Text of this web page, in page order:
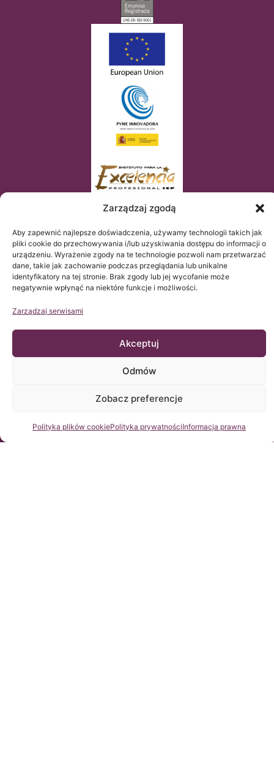
Zarządzaj zgodą
Aby zapewnić najlepsze doświadczenia, używamy technologii takich jak
pliki cookie do przechowywania i/lub uzyskiwania dostępu do informacji o
urządzeniu. Wyrażenie zgody na te technologie pozwoli nam przetwarzać
dane, takie jak zachowanie podczas przeglądania lub unikalne
identyfikatory na tej stronie. Brak zgody lub jej wycofanie może
negatywnie wpłynąć na niektóre funkcje i możliwości.
Zarządzaj serwisami
Akceptuj
Odmów
Zobacz preferencje
Polityka plików cookiePolityka prywatnościInformacja prawna
Instytut Chiari & Siringomielia & Escoliosis de Barcelona (ICSEB)
spełnia wymogi Rozporządzenia UE 2016/679 (RGPD).
Zawartość tej strony web jest nieoficjalnym tłumaczeniem
HISZPAŃSKU i jest jedynie uprzejmością Instytutu Chiari &
stroną.
Skontaktuj się z nami